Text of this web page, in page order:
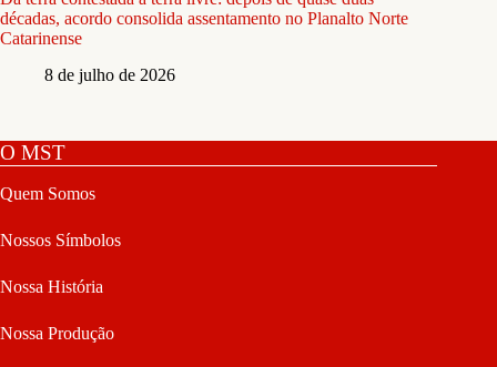
décadas, acordo consolida assentamento no Planalto Norte
Catarinense
8 de julho de 2026
O MST
Quem Somos
Nossos Símbolos
Nossa História
Nossa Produção